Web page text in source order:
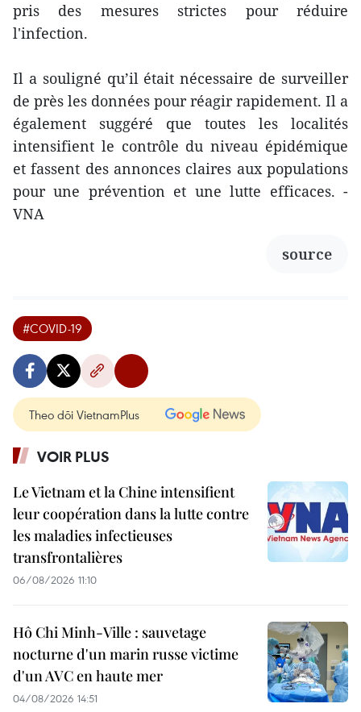
pris des mesures strictes pour réduire
l'infection.
Il a souligné qu’il était nécessaire de surveiller
de près les données pour réagir rapidement. Il a
également suggéré que toutes les localités
intensifient le contrôle du niveau épidémique
et fassent des annonces claires aux populations
pour une prévention et une lutte efficaces. -
VNA
source
#COVID-19
Theo dõi VietnamPlus
VOIR PLUS
Le Vietnam et la Chine intensifient
leur coopération dans la lutte contre
les maladies infectieuses
transfrontalières
06/08/2026 11:10
Hô Chi Minh-Ville : sauvetage
nocturne d'un marin russe victime
d'un AVC en haute mer
04/08/2026 14:51